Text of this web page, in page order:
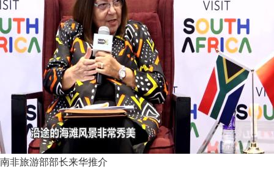
南非旅游部部长来华推介